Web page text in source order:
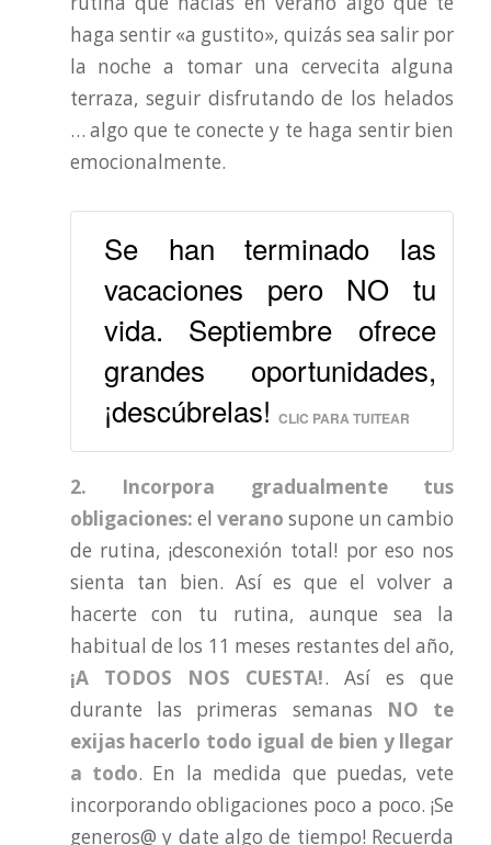
haga sentir «a gustito», quizás sea salir por
la noche a tomar una cervecita alguna
terraza, seguir disfrutando de los helados
… algo que te conecte y te haga sentir bien
emocionalmente.
Se han terminado las
vacaciones pero NO tu
vida. Septiembre ofrece
grandes oportunidades,
¡descúbrelas! CLIC PARA TUITEAR
2. Incorpora gradualmente tus
obligaciones: el verano supone un cambio
de rutina, ¡desconexión total! por eso nos
sienta tan bien. Así es que el volver a
hacerte con tu rutina, aunque sea la
habitual de los 11 meses restantes del año,
¡A TODOS NOS CUESTA!. Así es que
durante las primeras semanas NO te
exijas hacerlo todo igual de bien y llegar
a todo. En la medida que puedas, vete
incorporando obligaciones poco a poco. ¡Se
generos@ y date algo de tiempo! Recuerda